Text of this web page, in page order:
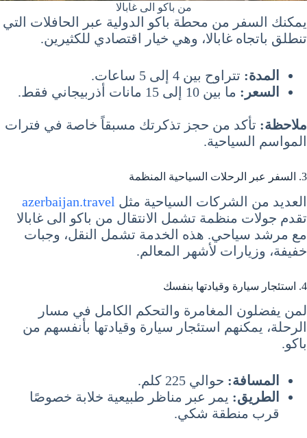
من باكو الى غابالا
يمكنك السفر من محطة باكو الدولية عبر الحافلات التي
تنطلق باتجاه غابالا، وهي خيار اقتصادي للكثيرين.
المدة: تتراوح بين 4 إلى 5 ساعات.
السعر: ما بين 10 إلى 15 مانات أذربيجاني فقط.
ملاحظة: تأكد من حجز تذكرتك مسبقاً خاصة في فترات
المواسم السياحية.
3. السفر عبر الرحلات السياحية المنظمة
العديد من الشركات السياحية مثل azerbaijan.travel
تقدم جولات منظمة تشمل الانتقال من باكو الى غابالا
مع مرشد سياحي. هذه الخدمة تشمل النقل، وجبات
خفيفة، وزيارات لأشهر المعالم.
4. استئجار سيارة وقيادتها بنفسك
لمن يفضلون المغامرة والتحكم الكامل في مسار
الرحلة، يمكنهم استئجار سيارة وقيادتها بأنفسهم من
باكو.
المسافة: حوالي 225 كلم.
الطريق: يمر عبر مناظر طبيعية خلابة خصوصًا
قرب منطقة شكي.